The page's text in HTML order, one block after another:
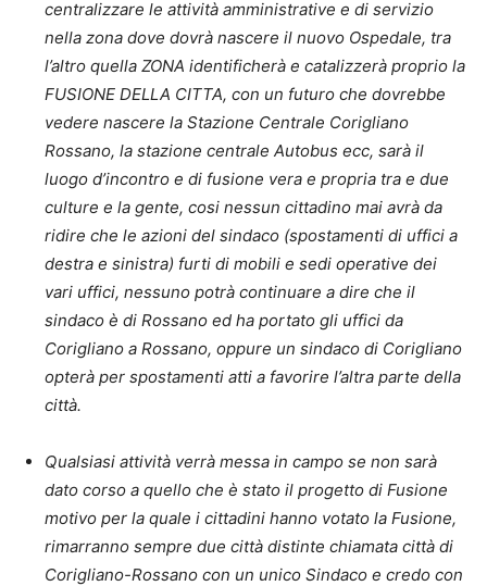
centralizzare le attività amministrative e di servizio
nella zona dove dovrà nascere il nuovo Ospedale, tra
l’altro quella ZONA identificherà e catalizzerà proprio la
FUSIONE DELLA CITTA, con un futuro che dovrebbe
vedere nascere la Stazione Centrale Corigliano
Rossano, la stazione centrale Autobus ecc, sarà il
luogo d’incontro e di fusione vera e propria tra e due
culture e la gente, cosi nessun cittadino mai avrà da
ridire che le azioni del sindaco (spostamenti di uffici a
destra e sinistra) furti di mobili e sedi operative dei
vari uffici, nessuno potrà continuare a dire che il
sindaco è di Rossano ed ha portato gli uffici da
Corigliano a Rossano, oppure un sindaco di Corigliano
opterà per spostamenti atti a favorire l’altra parte della
città.
Qualsiasi attività verrà messa in campo se non sarà
dato corso a quello che è stato il progetto di Fusione
motivo per la quale i cittadini hanno votato la Fusione,
rimarranno sempre due città distinte chiamata città di
Corigliano-Rossano con un unico Sindaco e credo con